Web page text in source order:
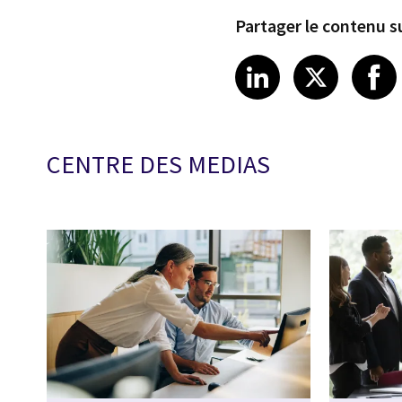
Partager le contenu
Share article
LinkedIn
Share
X
CENTRE DES MEDIAS